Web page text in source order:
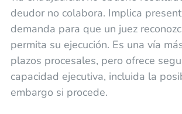
deudor no colabora. Implica
demanda para que un juez
permita su ejecución. Es una vía
plazos procesales, pero ofrece
capacidad ejecutiva, incluida la
embargo si procede.